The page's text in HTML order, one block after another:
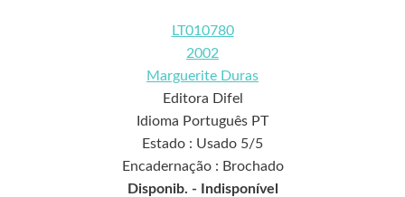
LT010780
2002
Marguerite Duras
Editora Difel
Idioma Português PT
Estado : Usado 5/5
Encadernação : Brochado
Disponib. -
Indisponível